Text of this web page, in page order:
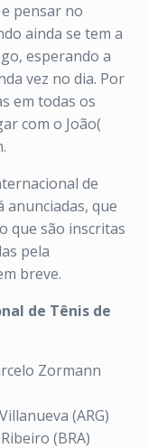
pensar no
ainda se tem a
esperando a
vez no dia. Por
em todas os
com o João(
de
anunciadas, que
que são inscritas
pela
breve.
de Tênis de
Zormann
(ARG)
(BRA)